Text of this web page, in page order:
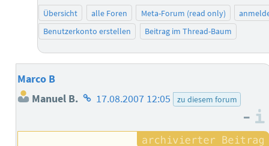
Übersicht alle Foren Meta-Forum (read only)
Benutzerkonto erstellen
Beitrag im Thread-Baum
Marco B
Manuel B. Homepage
Autors
17.08.2007 12:05 zu diesem forum
–